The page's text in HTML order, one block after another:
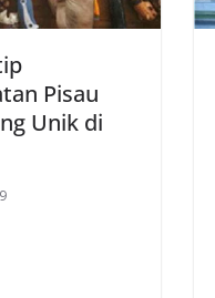
Pisau
Unik di